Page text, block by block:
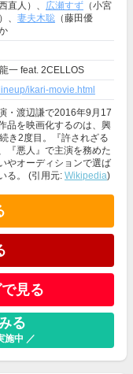
直人）、 広瀬すず （小宮
、 妻夫木聡 （藤田優
一 feat. 2CELLOS
ikari-movie.html
・渡辺謙で2016年9月17
品を映画化するのは、興
き2度目。『許されざる
『悪人』で主演を務めた
やオーディションで選ば
る。 (引用元: Wikipedia)
見る
る
施中 ／